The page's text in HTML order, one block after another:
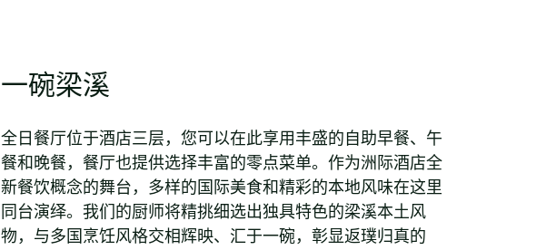
一碗梁溪
全日餐厅位于酒店三层，您可以在此享用丰盛的自助早餐、午
餐和晚餐，餐厅也提供选择丰富的零点菜单。作为洲际酒店全
新餐饮概念的舞台，多样的国际美食和精彩的本地风味在这里
同台演绎。我们的厨师将精挑细选出独具特色的梁溪本土风
物，与多国烹饪风格交相辉映、汇于一碗，彰显返璞归真的